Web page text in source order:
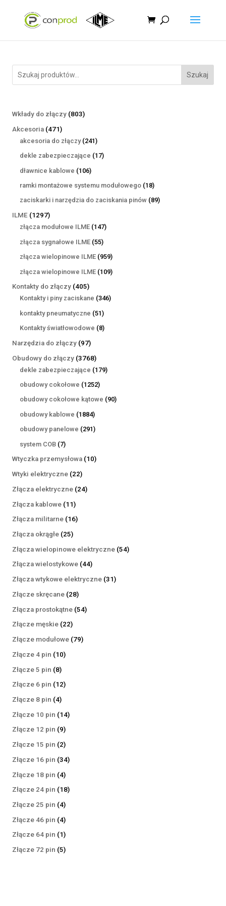
Szukaj
Wkłady do złączy 803803
Akcesoria 471471
produktów
akcesoria do złączy 241241
produktów
dekle zabezpieczające 1717
dławnice kablowe 106106
produktów
ramki montażowe systemu modułowego 1818
produktów
zaciskarki i narzędzia do zaciskania pinów 8989
ILME 12971297
produktów
złącza modułowe ILME 147147
złącza sygnałowe ILME 5555
produktów
złącza wielopinowe ILME 959959
produktów
złącza wielopinowe ILME 109109
Kontakty do złączy 405405
produktów
Kontakty i piny zaciskane 346346
kontakty pneumatyczne 5151
produktów
Kontakty światłowodowe 88
Narzędzia do złączy 9797
produktów
Obudowy do złączy 37683768
produktów
dekle zabezpieczające 179179
obudowy cokołowe 12521252
produkty
obudowy cokołowe kątowe 9090
obudowy kablowe 18841884
produkty
obudowy panelowe 291291
system COB 77
produktów
Wtyczka przemysłowa 1010
Wtyki elektryczne 2222
produkty
Złącza elektryczne 2424
Złącza kablowe 1111
produktów
Złącza militarne 1616
Złącza okrągłe 2525
produktów
Złącza wielopinowe elektryczne 5454
Złącza wielostykowe 4444
produkty
Złącza wtykowe elektryczne 3131
Złącze skręcane 2828
produktów
Złącza prostokątne 5454
Złącze męskie 2222
produkty
Złącze modułowe 7979
Złącze 4 pin 1010
Złącze 5 pin 88
produktów
Złącze 6 pin 1212
Złącze 8 pin 44
produkty
Złącze 10 pin 1414
Złącze 12 pin 99
produktów
Złącze 15 pin 22
produkty
Złącze 16 pin 3434
Złącze 18 pin 44
produkty
Złącze 24 pin 1818
Złącze 25 pin 44
produkty
Złącze 46 pin 44
produkty
Złącze 64 pin 11
produkt
Złącze 72 pin 55